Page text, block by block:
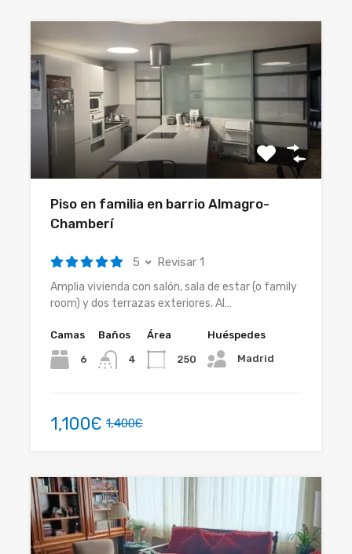
Piso en familia en barrio Almagro-
Chamberí
5 Revisar 1
Amplia vivienda con salón, sala de estar (o family
room) y dos terrazas exteriores. Al…
Camas
6
Baños
4
Área
250
Huéspedes
Madrid
1,100Є 1,400Є